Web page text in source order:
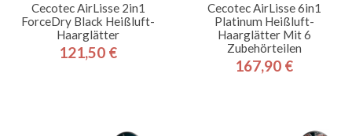
Cecotec AirLisse 2in1
ForceDry Black Heißluft-
Haarglätter
Preis
121,50 €
Cecotec AirLisse 6in1
Platinum Heißluft-
Haarglätter Mit 6
Zubehörteilen
Preis
167,90 €